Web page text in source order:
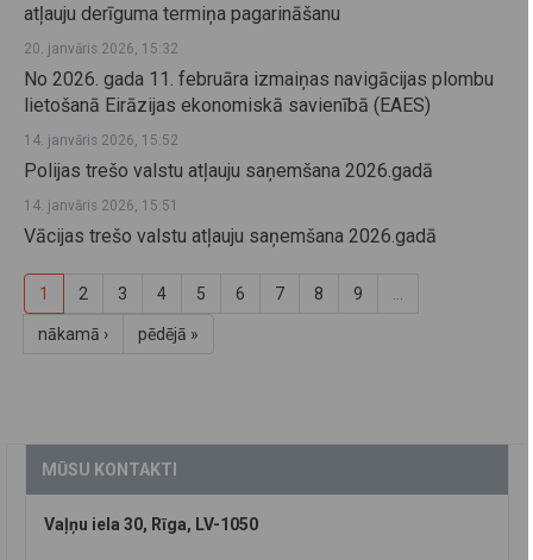
atļauju derīguma termiņa pagarināšanu
20. janvāris 2026, 15:32
No 2026. gada 11. februāra izmaiņas navigācijas plombu
lietošanā Eirāzijas ekonomiskā savienībā (EAES)
14. janvāris 2026, 15:52
Polijas trešo valstu atļauju saņemšana 2026.gadā
14. janvāris 2026, 15:51
Vācijas trešo valstu atļauju saņemšana 2026.gadā
1 2 3 4 5 6 7 8 9
nākamā › pēdējā »
MŪSU KONTAKTI
Vaļņu iela 30, Rīga, LV-1050